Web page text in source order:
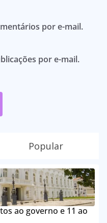
por e-mail.
por e-mail.
Popular
ao governo e 11 ao